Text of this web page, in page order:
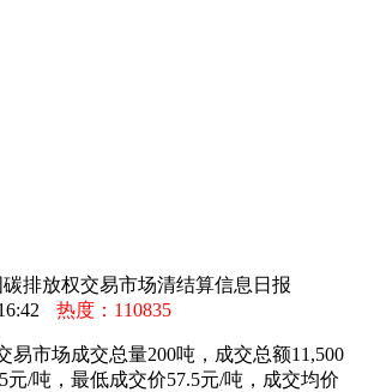
碳排放权交易市场清结算信息日报
热度：110835
易市场成交总量200吨，成交总额11,500
元/吨，最低成交价57.5元/吨，成交均价